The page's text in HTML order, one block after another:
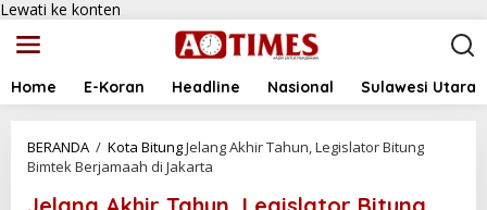
Lewati ke konten
Home E-Koran Headline Nasional Sulawesi Utara
BERANDA / Kota BitungJelang Akhir Tahun, Legislator Bitung
Bimtek Berjamaah di Jakarta